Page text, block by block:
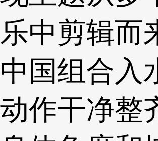
乐中剪辑而
中国组合入
动作干净整